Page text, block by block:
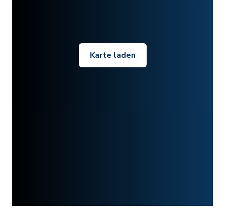
Karte laden